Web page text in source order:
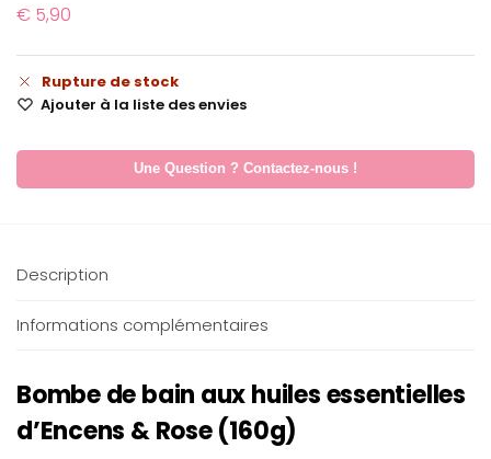
€ 5,90
Rupture de stock
Ajouter à la liste des envies
Une Question ? Contactez-nous !
Description
Informations complémentaires
Bombe de bain aux huiles essentielles
d’Encens & Rose (160g)